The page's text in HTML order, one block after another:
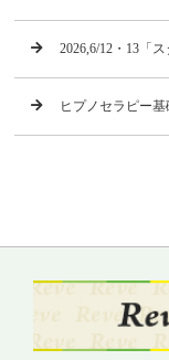
2026,6/12・13「
ヒプノセラピー